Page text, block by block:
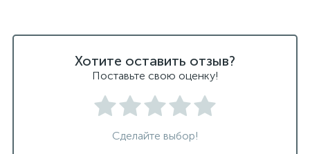
Хотите оставить отзыв?
Поставьте свою оценку!
Сделайте выбор!